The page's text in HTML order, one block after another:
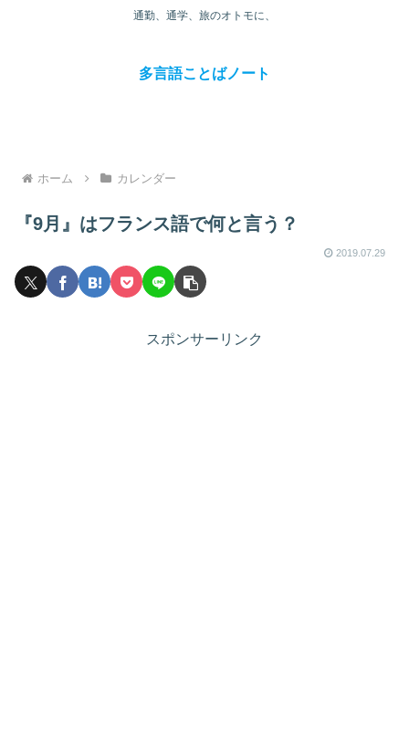
通勤、通学、旅のオトモに、
多言語ことばノート
ホーム カレンダー
『9月』はフランス語で何と言う？
2019.07.29
スポンサーリンク